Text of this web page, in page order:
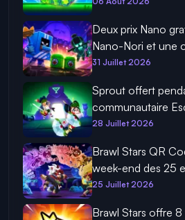
Deux prix Nano
Nano-Nori et une
31 Juillet 2026
Sprout offert
communautaire
28 Juillet 2026
Brawl Stars QR
week-end des 25
25 Juillet 2026
Brawl Stars offre